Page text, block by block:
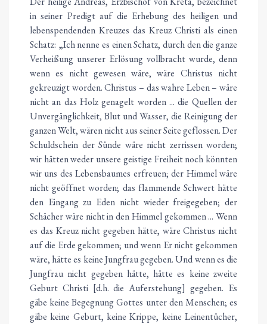
in seiner Predigt auf die Erhebung des heiligen und
lebenspendenden Kreuzes das Kreuz Christi als einen
Schatz: „Ich nenne es einen Schatz, durch den die ganze
Verheißung unserer Erlösung vollbracht wurde, denn
wenn es nicht gewesen wäre, wäre Christus nicht
gekreuzigt worden. Christus – das wahre Leben – wäre
nicht an das Holz genagelt worden ... die Quellen der
Unvergänglichkeit, Blut und Wasser, die Reinigung der
ganzen Welt, wären nicht aus seiner Seite geflossen. Der
Schuldschein der Sünde wäre nicht zerrissen worden;
wir hätten weder unsere geistige Freiheit noch könnten
wir uns des Lebensbaumes erfreuen; der Himmel wäre
nicht geöffnet worden; das flammende Schwert hätte
den Eingang zu Eden nicht wieder freigegeben; der
Schächer wäre nicht in den Himmel gekommen ... Wenn
es das Kreuz nicht gegeben hätte, wäre Christus nicht
auf die Erde gekommen; und wenn Er nicht gekommen
wäre, hätte es keine Jungfrau gegeben. Und wenn es die
Jungfrau nicht gegeben hätte, hätte es keine zweite
Geburt Christi [d.h. die Auferstehung] gegeben. Es
gäbe keine Begegnung Gottes unter den Menschen; es
gäbe keine Geburt, keine Krippe, keine Leinentücher,